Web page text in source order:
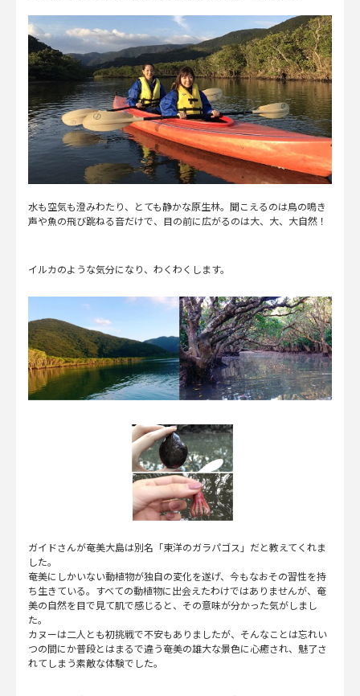
水も空気も澄みわたり、とても静かな原生林。聞こえるのは鳥の鳴き
声や魚の飛び跳ねる音だけで、目の前に広がるのは大、大、大自然！
イルカのような気分になり、わくわくします。
ガイドさんが奄美大島は別名「東洋のガラパゴス」だと教えてくれま
した。
奄美にしかいない動植物が独自の変化を遂げ、今もなおその習性を持
ち生きている。すべての動植物に出会えたわけではありませんが、奄
美の自然を目で見て肌で感じると、その意味が分かった気がしまし
た。
カヌーは二人とも初挑戦で不安もありましたが、そんなことは忘れい
つの間にか普段とはまるで違う奄美の雄大な景色に心癒され、魅了さ
れてしまう素敵な体験でした。